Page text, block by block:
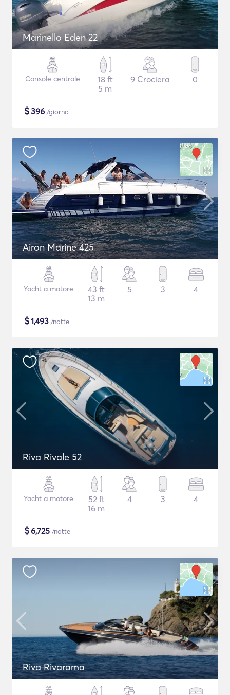
Marinello Eden 22
Console centrale
18 ft
5 m
9 Crociera 0
$396 /giorno
Airon Marine 425
Yacht a motore
43 ft
13 m
5 3 4
$1,493 /notte
Riva Rivale 52
Yacht a motore
52 ft
16 m
4 3 4
$6,725 /notte
Riva Rivarama